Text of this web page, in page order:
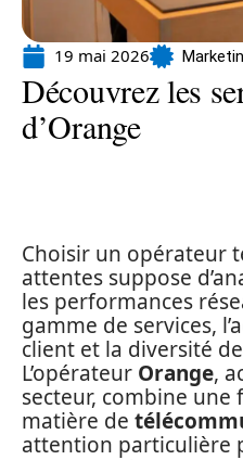
19 mai 2026
Découvrez les
d’Orange
Choisir un opérateur
attentes suppose
les performances
gamme de services,
client et la diversité
L’opérateur Orange,
secteur, combine
matière de
attention particulière